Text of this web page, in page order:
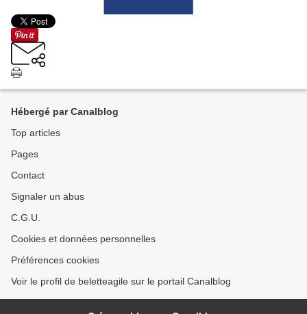
Hébergé par Canalblog
Top articles
Pages
Contact
Signaler un abus
C.G.U.
Cookies et données personnelles
Préférences cookies
Voir le profil de beletteagile sur le portail Canalblog